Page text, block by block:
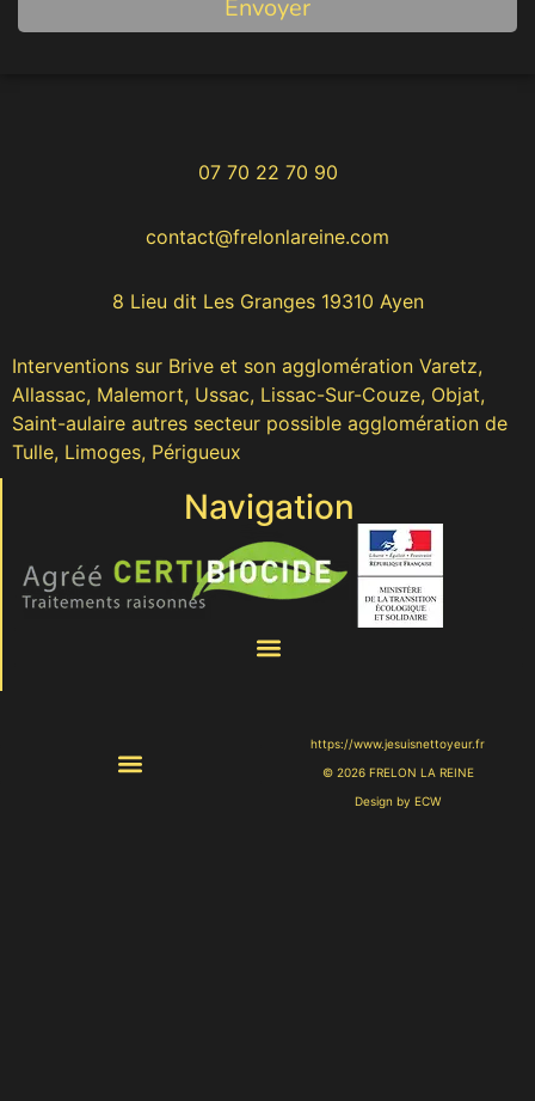
Envoyer
07 70 22 70 90
contact@frelonlareine.com
8 Lieu dit Les Granges 19310 Ayen
Interventions sur Brive et son agglomération Varetz,
Allassac, Malemort, Ussac, Lissac-Sur-Couze, Objat,
Saint-aulaire autres secteur possible agglomération de
Tulle, Limoges, Périgueux
Navigation
https://www.jesuisnettoyeur.fr
© 2026 FRELON LA REINE
Design by ECW